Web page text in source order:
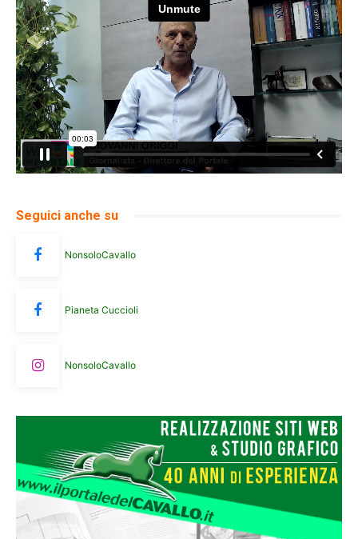
Seguici anche su
NonsoloCavallo
Pianeta Cuccioli
NonsoloCavallo